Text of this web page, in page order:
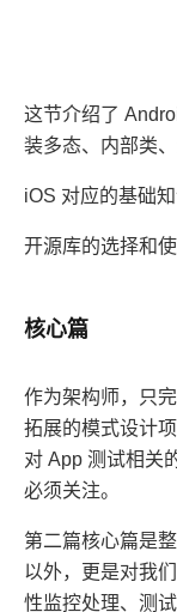
这节介绍了
装多态、内部类
iOS 对应的基础
开源库的选择和
核心篇
作为架构师，只
拓展的模式设计
对 App 测试相关
必须关注。
第二篇核心篇是
以外，更是对我
性监控处理、测